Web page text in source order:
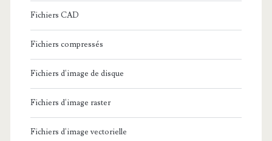
Fichiers CAD
Fichiers compressés
Fichiers d'image de disque
Fichiers d'image raster
Fichiers d'image vectorielle